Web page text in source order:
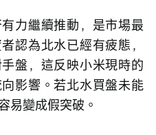
力繼續推動，是市場最
認為北水已經有疲態，
盤，這反映小米現時的
影響。若北水買盤未能
易變成假突破。